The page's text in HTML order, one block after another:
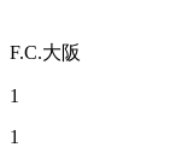
F.C.大阪
1
1